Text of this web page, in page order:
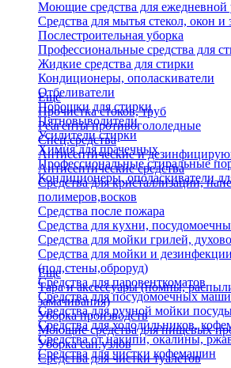
Моющие средства для ежедневной
Средства для мытья стекол, окон и
Послестроительная уборка
Профессиональные средства для
Жидкие средства для стирки
Кондиционеры, ополаскиватели
Отбеливатели
Порошки для стирки
Пятновыводители
Усилители стирки
Химия для прачечных
Профессиональные стиральные
Кондиционеры, ополаскиватели
Еще
Прочистка стоков, труб
Реагенты противогололедные
Спец.средства
Антисептические и
Антисептические средства
Средства для кристаллизации,
полимеров,восков
Средства после пожара
Средства для кухни,
Средства для мойки грилей,
Средства для мойки и
(пол,стены,оброруд)
Средства для паровенткоматов
Средства для посудомоечных
Средства для ручной мойки
Средства для холодильников,
Средства от накипи, окалины,
Средства для чистки кофемашин
Еще
Тара и аксессуары (помпы,
замачивания)
Уборка производств
Моющие средства для пищевых
Уборка сан.узлов
Средства для чистки туалетов